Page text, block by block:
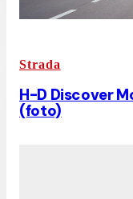
Strada
H-D Discover
(foto)